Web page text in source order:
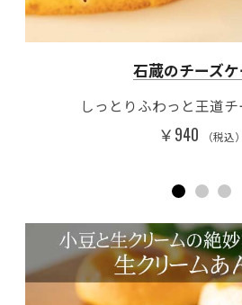
石蔵のチーズ
しっとりふわっと王道チ
￥940 （税込）